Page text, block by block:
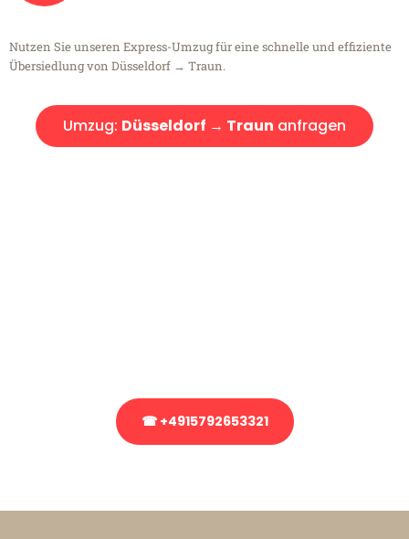
Nutzen Sie unseren Express-Umzug für eine schnelle und effiziente
Übersiedlung von Düsseldorf → Traun.
Umzug: Düsseldorf → Traun anfragen
☎ +4915792653321